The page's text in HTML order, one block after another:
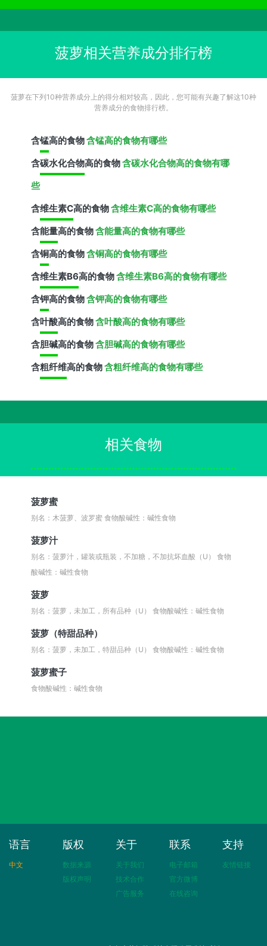
菠萝相关营养成分排行榜
菠萝在下列10种营养成分上的得分相对较高，因此，您可能有兴趣了解这10种
营养成分的食物排行榜。
含锰高的食物含锰高的食物有哪些
含碳水化合物高的食物含碳水化合物高的食物有哪
些
含维生素C高的食物含维生素C高的食物有哪些
含能量高的食物含能量高的食物有哪些
含铜高的食物含铜高的食物有哪些
含维生素B6高的食物含维生素B6高的食物有哪些
含钾高的食物含钾高的食物有哪些
含叶酸高的食物含叶酸高的食物有哪些
含胆碱高的食物含胆碱高的食物有哪些
含粗纤维高的食物含粗纤维高的食物有哪些
相关食物
菠萝蜜
别名：木菠萝、波罗蜜食物酸碱性：碱性食物
菠萝汁
别名：菠萝汁，罐装或瓶装，不加糖，不加抗坏血酸（U）食物
酸碱性：碱性食物
菠萝
别名：菠萝，未加工，所有品种（U）食物酸碱性：碱性食物
菠萝（特甜品种）
别名：菠萝，未加工，特甜品种（U）食物酸碱性：碱性食物
菠萝蜜子
食物酸碱性：碱性食物
语言
中文
版权
数据来源
版权声明
关于
关于我们
技术合作
广告服务
联系
电子邮箱
官方微博
在线咨询
支持
友情链接